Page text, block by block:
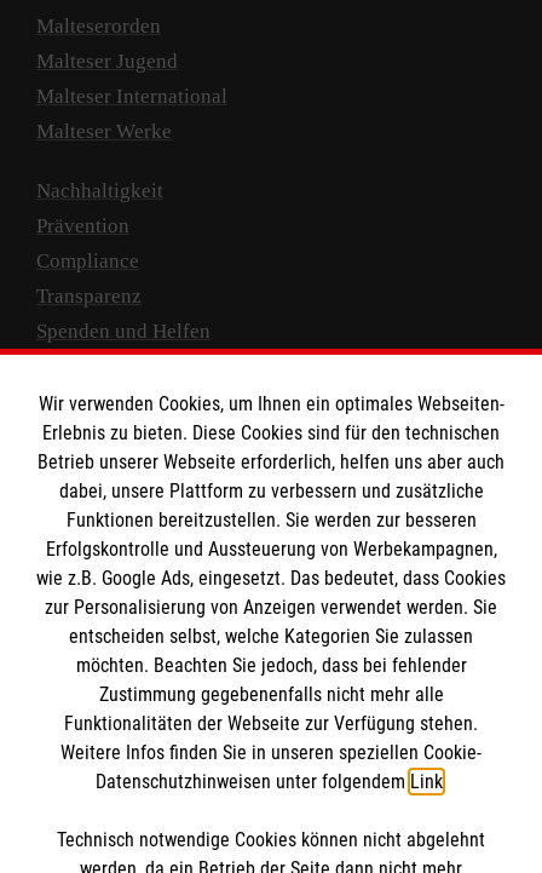
Malteserorden
Malteser Jugend
Malteser International
Malteser Werke
Nachhaltigkeit
Prävention
Compliance
Transparenz
Spenden und Helfen
Empfänger: Malteser Hilfsdienst e.V.
IBAN: DE10 3706 0120 1201 2000 12
BIC: GENODED 1PA7
Newsletter abonnieren
Cookies verwalten|AGB|Impressum|Datenschutz
Wir verwenden Cookies, um Ihnen ein optimales Webseiten-
Erlebnis zu bieten. Diese Cookies sind für den technischen
Betrieb unserer Webseite erforderlich, helfen uns aber auch
dabei, unsere Plattform zu verbessern und zusätzliche
Funktionen bereitzustellen. Sie werden zur besseren
Erfolgskontrolle und Aussteuerung von Werbekampagnen,
wie z.B. Google Ads, eingesetzt. Das bedeutet, dass Cookies
zur Personalisierung von Anzeigen verwendet werden. Sie
entscheiden selbst, welche Kategorien Sie zulassen
möchten. Beachten Sie jedoch, dass bei fehlender
Zustimmung gegebenenfalls nicht mehr alle
Funktionalitäten der Webseite zur Verfügung stehen.
Weitere Infos finden Sie in unseren speziellen Cookie-
Datenschutzhinweisen unter folgendem Link.
Technisch notwendige Cookies können nicht abgelehnt